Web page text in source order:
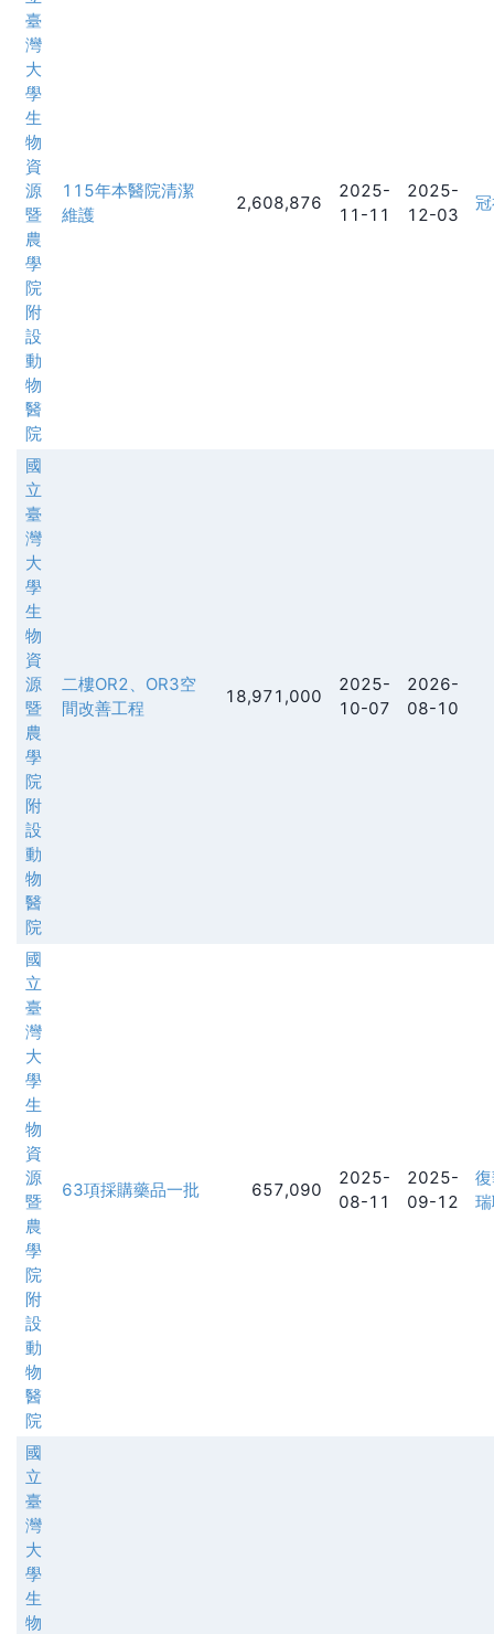
臺
灣
大
學
生
物
資
源
暨
農
學
院
附
設
動
物
醫
院
115年本醫院清潔
維護
2,608,876
2025-
11-11
2025-
12-03
國
立
臺
灣
大
學
生
物
資
源
暨
農
學
院
附
設
動
物
醫
院
二樓OR2、OR3空
間改善工程
18,971,000
2025-
10-07
2026-
08-10
國
立
臺
灣
大
學
生
物
資
源
暨
農
學
院
附
設
動
物
醫
院
63項採購藥品一批 657,090
2025-
08-11
2025-
09-12
國
立
臺
灣
大
學
生
物